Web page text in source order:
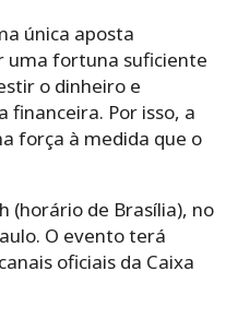
única aposta
uma fortuna suficiente
o dinheiro e
financeira. Por isso, a
força à medida que o
(horário de Brasília), no
O evento terá
oficiais da Caixa